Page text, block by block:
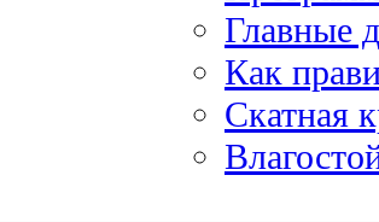
Главные
Как
Скатная